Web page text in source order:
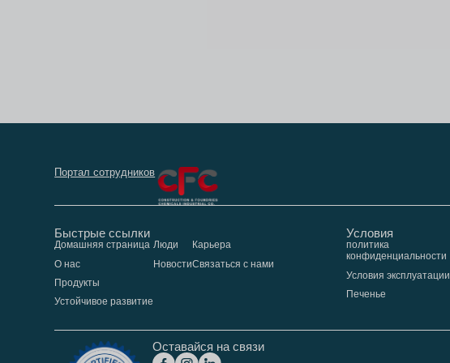
Портал сотрудников
Быстрые ссылки
Домашняя страница
О нас
Продукты
Устойчивое развитие
Люди
Новости
Карьера
Связаться с нами
Условия
политика
конфиденциальности
Условия эксплуатации
Печенье
Оставайся на связи